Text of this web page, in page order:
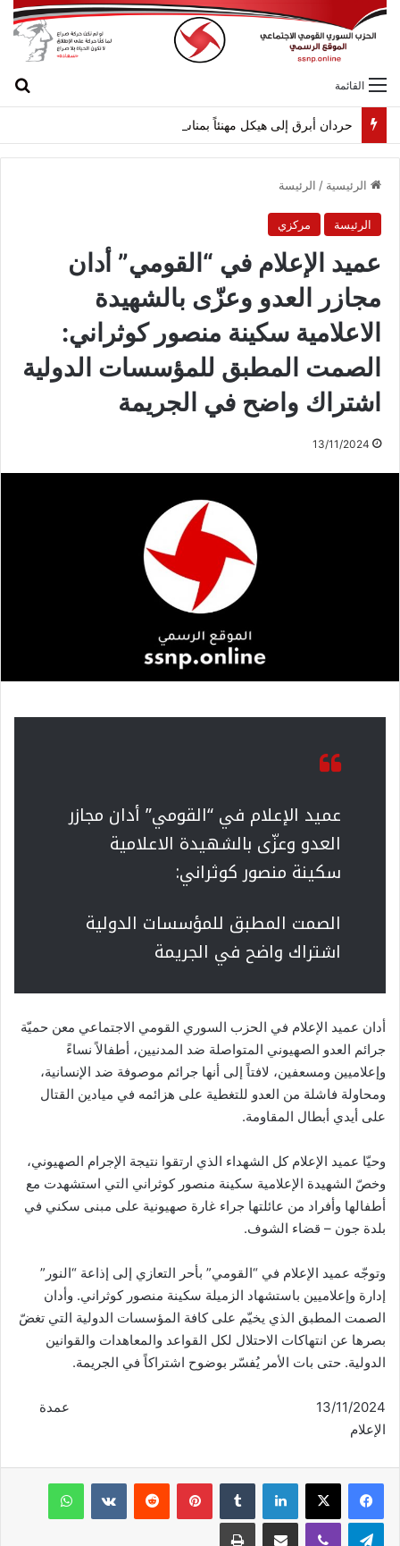
القائمة
حردان أبرق إلى هيكل مهنئاً بمناسبة عيد الجيش
الرئيسية / الرئيسة
الرئيسة مركزي
عميد الإعلام في “القومي” أدان
مجازر العدو وعزّى بالشهيدة
الاعلامية سكينة منصور كوثراني:
الصمت المطبق للمؤسسات الدولية
اشتراك واضح في الجريمة
13/11/2024
عميد الإعلام في “القومي” أدان مجازر
العدو وعزّى بالشهيدة الاعلامية
سكينة منصور كوثراني:
الصمت المطبق للمؤسسات الدولية
اشتراك واضح في الجريمة
أدان عميد الإعلام في الحزب السوري القومي الاجتماعي معن حميّة
جرائم العدو الصهيوني المتواصلة ضد المدنيين، أطفالاً نساءً
وإعلاميين ومسعفين، لافتاً إلى أنها جرائم موصوفة ضد الإنسانية،
ومحاولة فاشلة من العدو للتغطية على هزائمه في ميادين القتال
على أيدي أبطال المقاومة.
وحيّا عميد الإعلام كل الشهداء الذي ارتقوا نتيجة الإجرام الصهيوني،
وخصّ الشهيدة الإعلامية سكينة منصور كوثراني التي استشهدت مع
أطفالها وأفراد من عائلتها جراء غارة صهيونية على مبنى سكني في
بلدة جون – قضاء الشوف.
وتوجّه عميد الإعلام في “القومي” بأحر التعازي إلى إذاعة “النور”
إدارة وإعلاميين باستشهاد الزميلة سكينة منصور كوثراني. وأدان
الصمت المطبق الذي يخيّم على كافة المؤسسات الدولية التي تغضّ
بصرها عن انتهاكات الاحتلال لكل القواعد والمعاهدات والقوانين
الدولية. حتى بات الأمر يُفسّر بوضوح اشتراكاً في الجريمة.
13/11/2024 عمدة
الإعلام
فيسبوك لينكدإن بينتيريست